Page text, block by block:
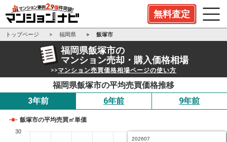
無料査定
トップページ 福岡県 飯塚市
福岡県飯塚市の
マンション売却・購入価格相場
>>マンション売買価格相場ページの使い方
福岡県飯塚市の平均売買価格推移
3年前
6年前 9年前
飯塚市の平均売買㎡単価
30
202607